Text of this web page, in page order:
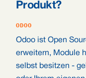
Produkt?
ODOO
Odoo ist Open
erweitern, Module
selbst besitzen -